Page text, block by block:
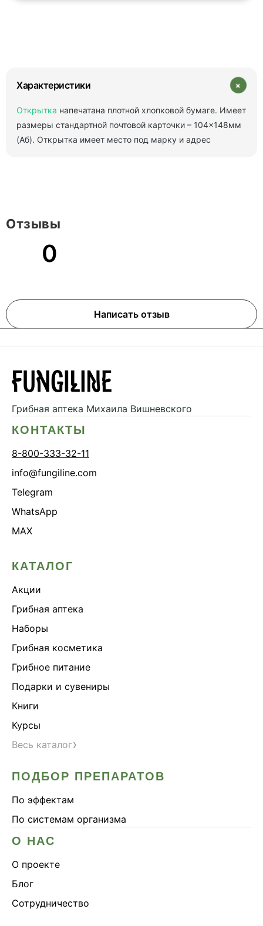
Характеристики +
Открытка напечатана плотной хлопковой бумаге. Имеет
размеры стандартной почтовой карточки – 104×148мм
(Аб). Открытка имеет место под марку и адрес
0
Написать отзыв
Отзывы
Грибная аптека Михаила Вишневского
КОНТАКТЫ
8-800-333-32-11
info@fungiline.com
Telegram
WhatsApp
MAX
КАТАЛОГ
Акции
Грибная аптека
Наборы
Грибная косметика
Грибное питание
Подарки и сувениры
Книги
Курсы
Весь каталог›
ПОДБОР ПРЕПАРАТОВ
По эффектам
По системам организма
О НАС
О проекте
Блог
Сотрудничество